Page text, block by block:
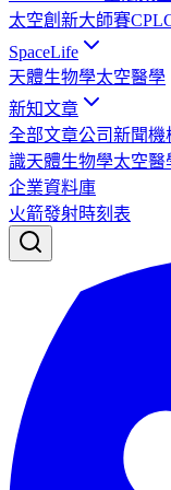
太空創新大師賽
SpaceLife
天體生物學太空醫學
新知文章
全部文章公司新聞機
識天體生物學太空醫
企業資料庫
火箭發射時刻表